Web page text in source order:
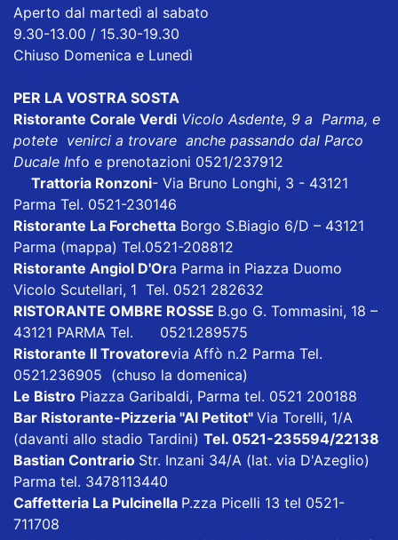
Aperto dal martedì al sabato
9.30-13.00 / 15.30-19.30
Chiuso Domenica e Lunedì
PER LA VOSTRA SOSTA
Ristorante Corale Verdi Vicolo Asdente, 9 a Parma, e
potete venirci a trovare anche passando dal Parco
Ducale Info e prenotazioni 0521/237912
Trattoria Ronzoni- Via Bruno Longhi, 3 - 43121
Parma Tel. 0521-230146
Ristorante La Forchetta Borgo S.Biagio 6/D – 43121
Parma (mappa) Tel.0521-208812
Ristorante Angiol D'Ora Parma in Piazza Duomo
Vicolo Scutellari, 1 Tel. 0521 282632
RISTORANTE OMBRE ROSSE B.go G. Tommasini, 18 –
43121 PARMA Tel. 0521.289575
Ristorante Il Trovatorevia Affò n.2 Parma Tel.
0521.236905 (chuso la domenica)
Le Bistro Piazza Garibaldi, Parma tel. 0521 200188
Bar Ristorante-Pizzeria "Al Petitot" Via Torelli, 1/A
(davanti allo stadio Tardini) Tel. 0521-235594/22138
Bastian Contrario Str. Inzani 34/A (lat. via D'Azeglio)
Parma tel. 3478113440
Caffetteria La Pulcinella P.zza Picelli 13 tel 0521-
711708